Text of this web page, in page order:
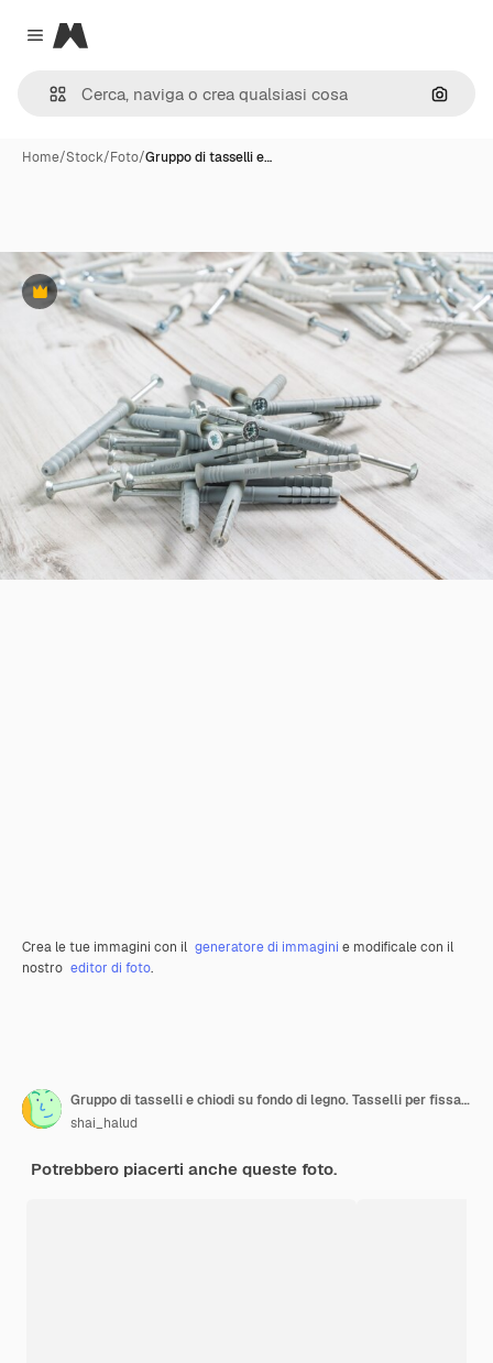
Close menu
Magnific
Cerca
Home/Stock/Foto/Gruppo di tasselli e…
Premium
Crea le tue immagini con il generatore di immagini e modificale con il
nostro editor di foto.
Gruppo di tasselli e chiodi su fondo di legno. Tasselli per fissaggio in calcestruzzo. Foto d'archivio.
shai_halud
Potrebbero piacerti anche queste foto.